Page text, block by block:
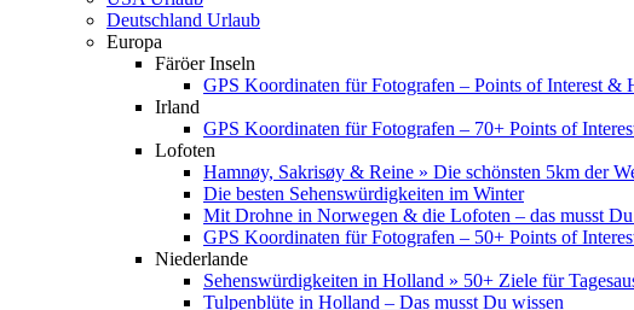
Deutschland Urlaub
Europa
Färöer Inseln
GPS Koordinaten für Fotografen – Points of Interest &
Irland
GPS Koordinaten für Fotografen – 70+ Points of
Lofoten
Hamnøy, Sakrisøy & Reine » Die schönsten 5km der
Die besten Sehenswürdigkeiten im Winter
Mit Drohne in Norwegen & die Lofoten – das musst
GPS Koordinaten für Fotografen – 50+ Points of
Niederlande
Sehenswürdigkeiten in Holland » 50+ Ziele für
Tulpenblüte in Holland – Das musst Du wissen